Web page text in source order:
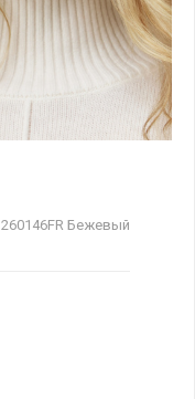
260146FR Бежевый